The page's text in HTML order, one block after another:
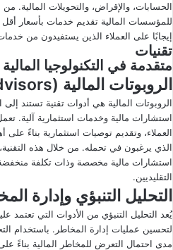
الحسابات، والإقراض، والتحويلات المالية. من
للمؤسسات المالية تقديم خدمات بأسعار
إيجابًا على العملاء الذين يستفيدون من
تقنيات
متقدمة في التكنولوجيا المالية
الروبوتات المالية (Robo-Advisors)
الروبوتات المالية هي أدوات تقنية تستند
استشارات مالية وخدمات استثمارية آلية.
العملاء، وتقديم توصيات استثمارية بناءً على
الذي يرغبون في تحمله. من خلال هذه
استشارات مالية مخصصة وذات تكلفة منخفضة
التقليديين.
التحليل التنبؤي وإدارة
يُعد التحليل التنبؤي من الأدوات التي تعتمد
لتحسين عمليات إدارة المخاطر. باستخدام
مدى احتمال التعرض للمخاطر المالية بناءً